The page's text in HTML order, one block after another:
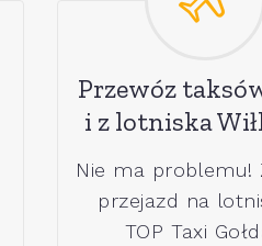
Przewóz
i z lotniska
Nie ma problemu!
przejazd na
TOP Taxi